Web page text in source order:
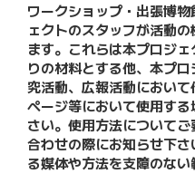
ワークショップ・出張博
ェクトのスタッフが活動
ます。これらは本プロジ
りの材料とする他、本プ
究活動、広報活動におい
ページ等において使用す
さい。使用方法について
合わせの際にお知らせ下
る媒体や方法を支障のない